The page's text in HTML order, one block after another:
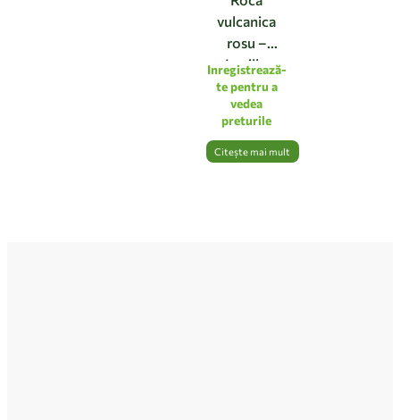
vulcanica
rosu –
Lapillo
vulcanic,
mic 3-8 mm,
vrac
Inregistrează-
te pentru a
vedea
preturile
Citește mai mult